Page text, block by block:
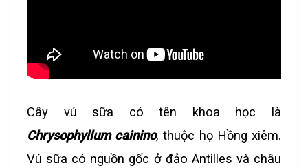
Cây vú sữa có tên khoa học là
Chrysophyllum cainino, thuộc họ Hồng xiêm.
Vú sữa có nguồn gốc ở đảo Antilles và châu